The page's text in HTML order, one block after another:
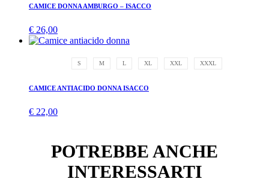
CAMICE DONNA AMBURGO – ISACCO
€ 26,00
S M L XL XXL XXXL
CAMICE ANTIACIDO DONNA ISACCO
€ 22,00
POTREBBE ANCHE
INTERESSARTI